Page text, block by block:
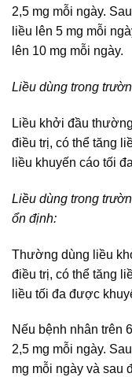
2,5 mg mỗi ngày.
liều lên 5 mg mỗi
lên 10 mg mỗi ngày.
Liều dùng trong
Liều khởi đầu
điều trị, có thể tăng
liều khuyến cáo tối
Liều dùng trong
ổn định:
Thường dùng liều
điều trị, có thể tăng
liều tối đa được
Nếu bệnh nhân trên
2,5 mg mỗi ngày.
mg mỗi ngày và sau